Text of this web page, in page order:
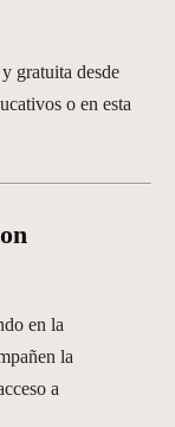
gratuita desde
o en esta
en la
la
a